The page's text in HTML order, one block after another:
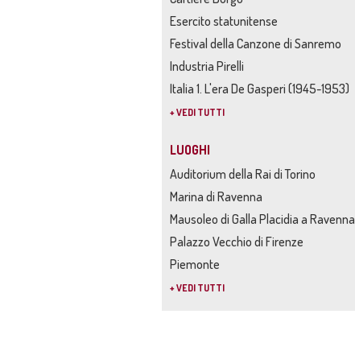
Esercito statunitense
Festival della Canzone di Sanremo
Industria Pirelli
Italia 1. L'era De Gasperi (1945-1953)
+ VEDI TUTTI
LUOGHI
Auditorium della Rai di Torino
Marina di Ravenna
Mausoleo di Galla Placidia a Ravenna
Palazzo Vecchio di Firenze
Piemonte
+ VEDI TUTTI